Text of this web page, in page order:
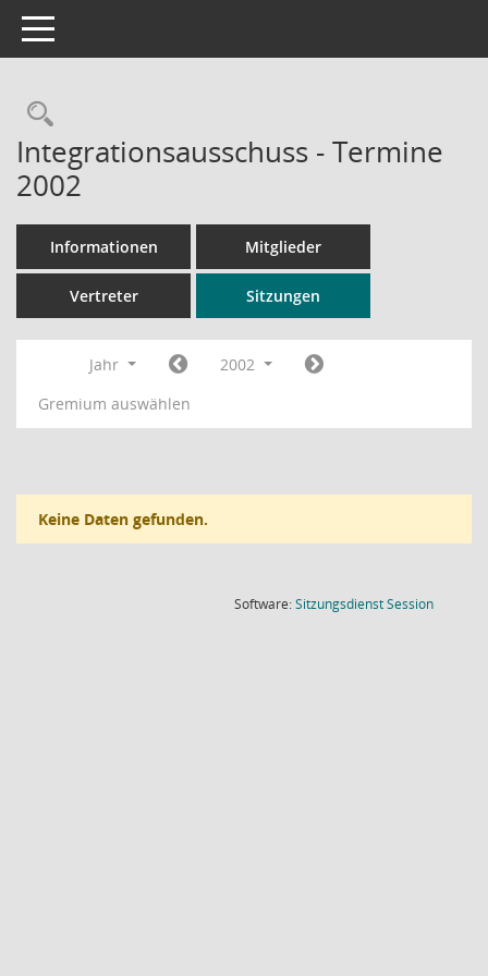
Toggle navigation
Rechercheauswahl
Integrationsausschuss - Termine
2002
Informationen Mitglieder
Vertreter Sitzungen
Jahr
2002
Gremium auswählen
Keine Daten gefunden.
Software:SitzungsdienstSession(Wird in